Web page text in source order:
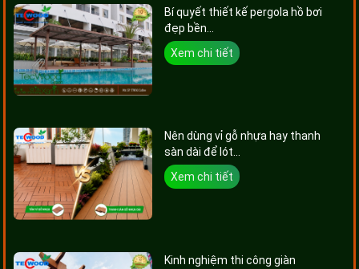
Bí quyết thiết kế pergola hồ bơi
đẹp bền...
Xem chi tiết
Nên dùng vỉ gỗ nhựa hay thanh
sàn dài để lót...
Xem chi tiết
Kinh nghiệm thi công giàn